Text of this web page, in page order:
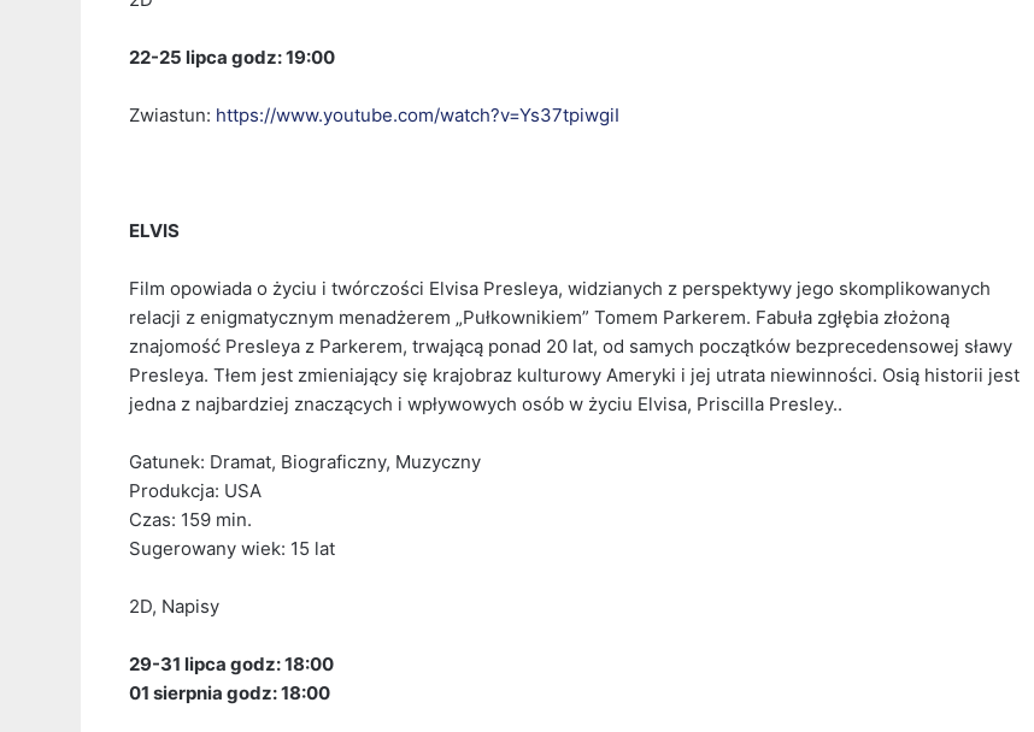
22-25 lipca godz: 19:00
Zwiastun: https://www.youtube.com/watch?v=Ys37tpiwgiI
ELVIS
Film opowiada o życiu i twórczości Elvisa Presleya, widzianych z perspektywy jego skomplikowanych
relacji z enigmatycznym menadżerem „Pułkownikiem” Tomem Parkerem. Fabuła zgłębia złożoną
znajomość Presleya z Parkerem, trwającą ponad 20 lat, od samych początków bezprecedensowej sławy
Presleya. Tłem jest zmieniający się krajobraz kulturowy Ameryki i jej utrata niewinności. Osią historii jest
jedna z najbardziej znaczących i wpływowych osób w życiu Elvisa, Priscilla Presley..
Gatunek: Dramat, Biograficzny, Muzyczny
Produkcja: USA
Czas: 159 min.
Sugerowany wiek: 15 lat
2D, Napisy
29-31 lipca godz: 18:00
01 sierpnia godz: 18:00